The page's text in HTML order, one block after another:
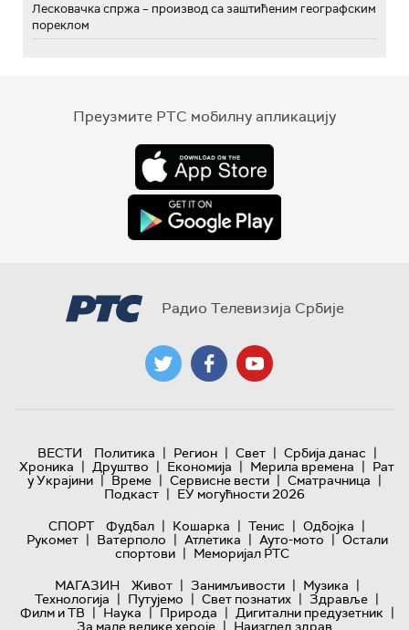
Лесковачка спржа – производ са заштићеним географским
пореклом
Преузмите РТС мобилну апликацију
Радио Телевизија Србије
ВЕСТИ Политика | Регион | Свет | Србија данас |
Хроника | Друштво | Економија | Мерила времена | Рат
у Украјини | Време | Сервисне вести | Сматрачница |
Подкаст | ЕУ могућности 2026
СПОРТ
Фудбал | Кошарка | Тенис | Одбојка |
Рукомет | Ватерполо | Атлетика | Ауто-мото | Остали
спортови | Меморијал РТС
МАГАЗИН
Живот | Занимљивости | Музика |
Технологијa | Путујемо | Свет познатих | Здравље |
Филм и ТВ | Наука | Природа | Дигитални предузетник |
За мале велике хероје Наизглед здрав